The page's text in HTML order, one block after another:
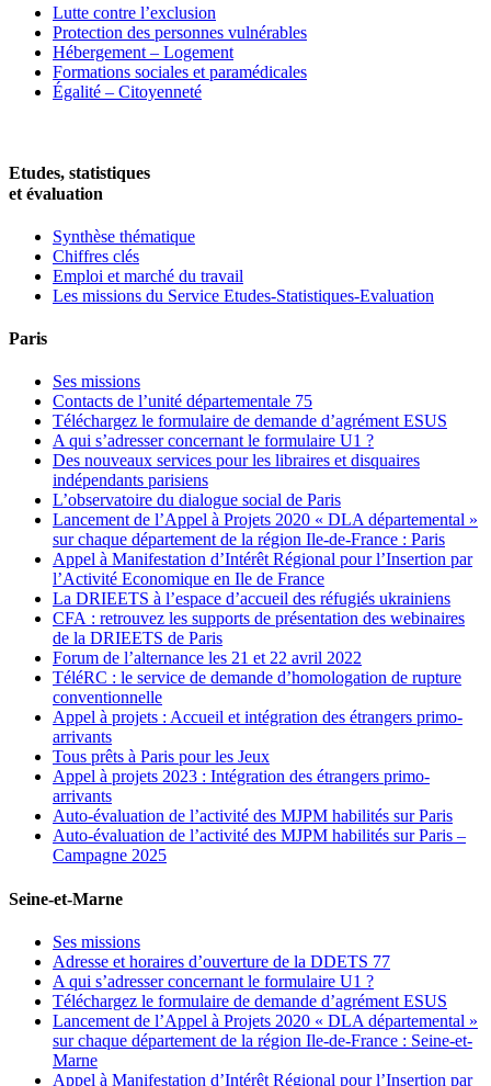
Lutte contre l’exclusion
Protection des personnes vulnérables
Hébergement – Logement
Formations sociales et paramédicales
Égalité – Citoyenneté
Etudes, statistiques
et évaluation
Synthèse thématique
Chiffres clés
Emploi et marché du travail
Les missions du Service Etudes-Statistiques-Evaluation
Paris
Ses missions
Contacts de l’unité départementale 75
Téléchargez le formulaire de demande d’agrément ESUS
A qui s’adresser concernant le formulaire U1 ?
Des nouveaux services pour les libraires et disquaires
indépendants parisiens
L’observatoire du dialogue social de Paris
Lancement de l’Appel à Projets 2020 « DLA départemental »
sur chaque département de la région Ile-de-France : Paris
Appel à Manifestation d’Intérêt Régional pour l’Insertion par
l’Activité Economique en Ile de France
La DRIEETS à l’espace d’accueil des réfugiés ukrainiens
CFA : retrouvez les supports de présentation des webinaires
de la DRIEETS de Paris
Forum de l’alternance les 21 et 22 avril 2022
TéléRC : le service de demande d’homologation de rupture
conventionnelle
Appel à projets : Accueil et intégration des étrangers primo-
arrivants
Tous prêts à Paris pour les Jeux
Appel à projets 2023 : Intégration des étrangers primo-
arrivants
Auto-évaluation de l’activité des MJPM habilités sur Paris
Auto-évaluation de l’activité des MJPM habilités sur Paris –
Campagne 2025
Seine-et-Marne
Ses missions
Adresse et horaires d’ouverture de la DDETS 77
A qui s’adresser concernant le formulaire U1 ?
Téléchargez le formulaire de demande d’agrément ESUS
Lancement de l’Appel à Projets 2020 « DLA départemental »
sur chaque département de la région Ile-de-France : Seine-et-
Marne
Appel à Manifestation d’Intérêt Régional pour l’Insertion par